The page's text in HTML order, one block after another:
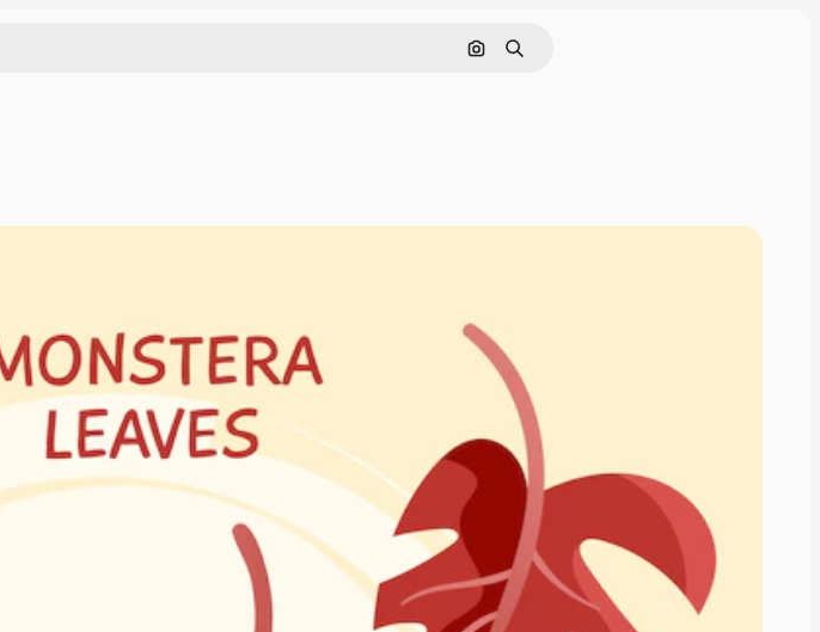
Søk etter bilde
Søk